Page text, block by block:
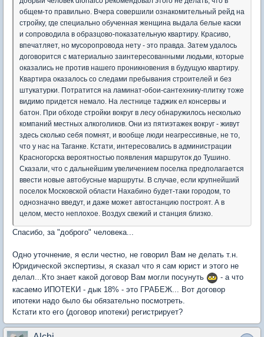
общем-то правильно. Вчера совершили ознакомительный рейд на
стройку, где специально обученная женщина выдала белые каски
и сопроводила в образцово-показательную квартиру. Красиво,
впечатляет, но мусоропровода нету - это правда. Затем удалось
договорится с материально заинтересованными людьми, которые
оказались не против нашего проникновения в будущую квартиру.
Квартира оказалось со следами пребывания строителей и без
штукатурки. Потратится на ламинат-обои-сантехнику-плитку тоже
видимо придется немало. На лестнице таджик ел консервы и
батон. При обходе стройки вокруг в лесу обнаружилось несколько
компаний местных алкоголиков. Они из пятиэтажек вокруг - живут
здесь сколько себя помнят, и вообще люди неагрессивные, не то,
что у нас на Таганке. Кстати, интересовались в администрации
Красногорска вероятностью появления маршруток до Тушино.
Сказали, что с дальнейшим увеличением поселка предполагается
ввести новые автобусные маршруты. В случае, если крупнейший
поселок Московской области Нахабино будет-таки городом, то
однозначно введут, и даже может автостанцию построят. А в
целом, место неплохое. Воздух свежий и станция близко.
Спасибо, за "доброго" человека...
Одно уточнение, я если честно, не говорил Вам не делать т.н.
Юридической экспертизы, я сказал что я сам юрист и этого не
делал...Кто знает какой договор Вам могли посунуть
- а что
касаемо ИПОТЕКИ - дык 18% - это ГРАБЕЖ... Вот договор
ипотеки надо было бы обязательно посмотреть.
Кстати кто его (договор ипотеки) регистрирует?